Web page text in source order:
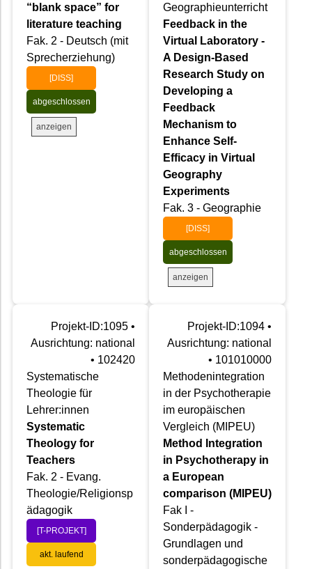
“blank space” for
literature teaching
Fak. 2 - Deutsch (mit
Sprecherziehung)
[DISS]
abgeschlossen
anzeigen
Geographieunterricht
Feedback in the
Virtual Laboratory -
A Design-Based
Research Study on
Developing a
Feedback
Mechanism to
Enhance Self-
Efficacy in Virtual
Geography
Experiments
Fak. 3 - Geographie
[DISS]
abgeschlossen
anzeigen
Projekt-ID:1095 •
Ausrichtung: national
• 102420
Systematische
Theologie für
Lehrer:innen
Systematic
Theology for
Teachers
Fak. 2 - Evang.
Theologie/Religionsp
ädagogik
[T-PROJEKT]
akt. laufend
Projekt-ID:1094 •
Ausrichtung: national
• 101010000
Methodenintegration
in der Psychotherapie
im europäischen
Vergleich (MIPEU)
Method Integration
in Psychotherapy in
a European
comparison (MIPEU)
Fak I -
Sonderpädagogik -
Grundlagen und
sonderpädagogische